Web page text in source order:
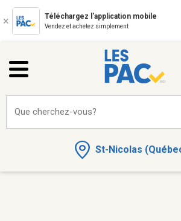
Téléchargez l'application mobile
Vendez et achetez simplement
St-Nicolas
Que cherchez-vous?